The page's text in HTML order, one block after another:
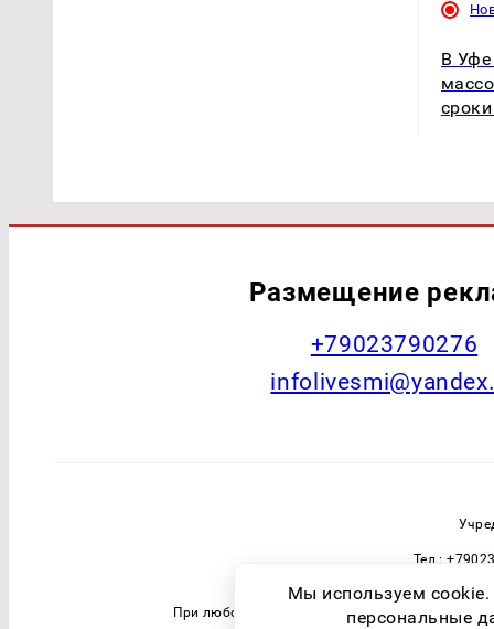
В Уфе
Размещение
+79023790276
Тел.:
При любом использовании материалов
Мы используем
персональные